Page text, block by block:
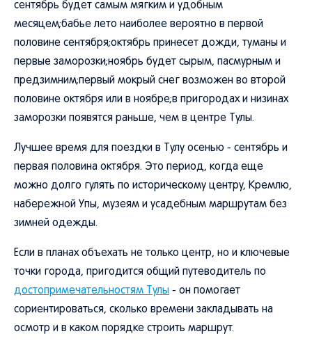
сентябрь будет самым мягким и удобным
месяцем;бабье лето наиболее вероятно в первой
половине сентября;октябрь принесет дожди, туманы и
первые заморозки;ноябрь будет сырым, пасмурным и
предзимним;первый мокрый снег возможен во второй
половине октября или в ноябре;в пригородах и низинах
заморозки появятся раньше, чем в центре Тулы.
Лучшее время для поездки в Тулу осенью - сентябрь и
первая половина октября. Это период, когда еще
можно долго гулять по историческому центру, Кремлю,
набережной Упы, музеям и усадебным маршрутам без
зимней одежды.
Если в планах объехать не только центр, но и ключевые
точки города, пригодится общий путеводитель по
достопримечательностям Тулы - он помогает
сориентироваться, сколько времени закладывать на
осмотр и в каком порядке строить маршрут.